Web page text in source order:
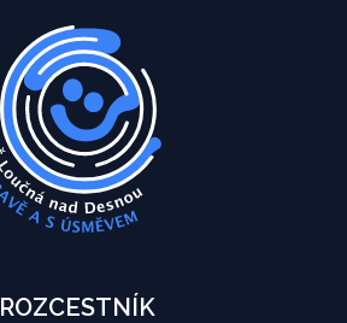
ROZCESTNÍK